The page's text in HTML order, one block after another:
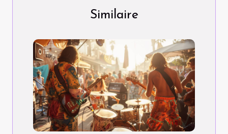
Similaire